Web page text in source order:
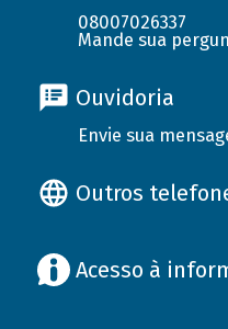
08007026337
Mande sua
Ouvidoria
Envie sua
Outros
Acesso à